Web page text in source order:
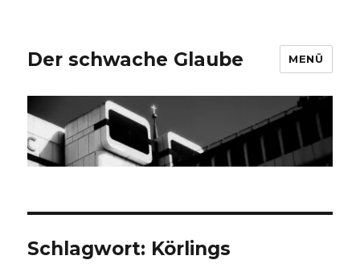
Der schwache Glaube MENÜ
Schlagwort: Körlings